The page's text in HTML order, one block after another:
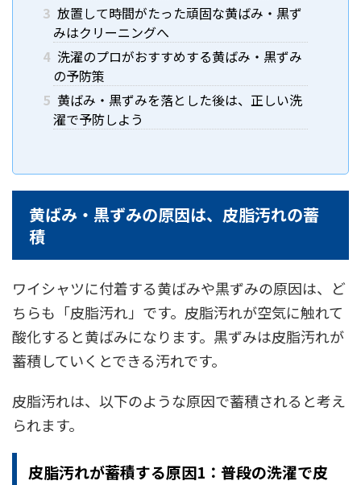
3 放置して時間がたった頑固な黄ばみ・黒ず
みはクリーニングへ
4 洗濯のプロがおすすめする黄ばみ・黒ずみ
の予防策
5 黄ばみ・黒ずみを落とした後は、正しい洗
濯で予防しよう
黄ばみ・黒ずみの原因は、皮脂汚れの蓄
積
ワイシャツに付着する黄ばみや黒ずみの原因は、ど
ちらも「皮脂汚れ」です。皮脂汚れが空気に触れて
酸化すると黄ばみになります。黒ずみは皮脂汚れが
蓄積していくとできる汚れです。
皮脂汚れは、以下のような原因で蓄積されると考え
られます。
皮脂汚れが蓄積する原因1：普段の洗濯で皮